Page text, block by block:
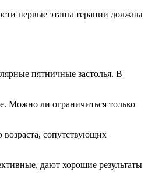
первые этапы терапии должны
пятничные застолья. В
Можно ли ограничиться только
возраста, сопутствующих
дают хорошие результаты